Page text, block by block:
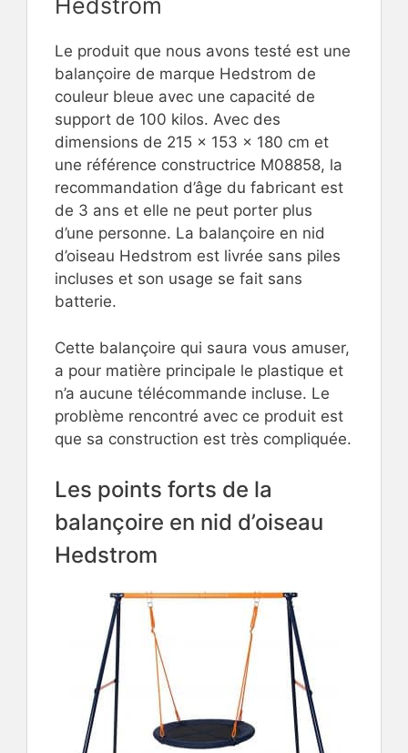
Hedstrom
Le produit que nous avons testé est une
balançoire de marque Hedstrom de
couleur bleue avec une capacité de
support de 100 kilos. Avec des
dimensions de 215 x 153 x 180 cm et
une référence constructrice M08858, la
recommandation d’âge du fabricant est
de 3 ans et elle ne peut porter plus
d’une personne. La balançoire en nid
d’oiseau Hedstrom est livrée sans piles
incluses et son usage se fait sans
batterie.
Cette balançoire qui saura vous amuser,
a pour matière principale le plastique et
n’a aucune télécommande incluse. Le
problème rencontré avec ce produit est
que sa construction est très compliquée.
Les points forts de la
balançoire en nid d’oiseau
Hedstrom